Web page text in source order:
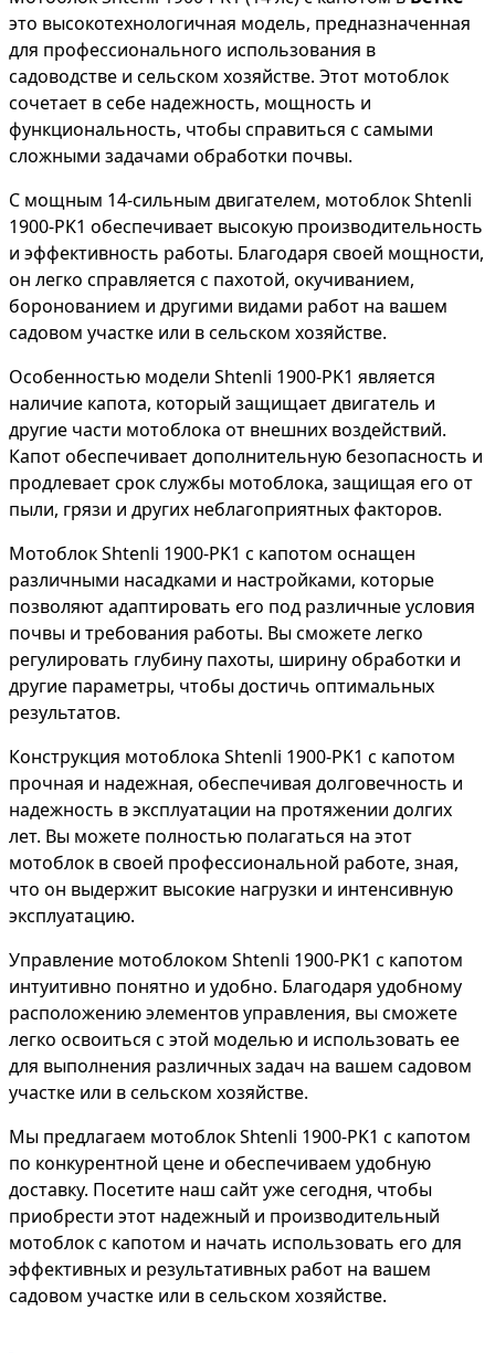
это высокотехнологичная модель, предназначенная
для профессионального использования в
садоводстве и сельском хозяйстве. Этот мотоблок
сочетает в себе надежность, мощность и
функциональность, чтобы справиться с самыми
сложными задачами обработки почвы.
С мощным 14-сильным двигателем, мотоблок Shtenli
1900-PK1 обеспечивает высокую производительность
и эффективность работы. Благодаря своей мощности,
он легко справляется с пахотой, окучиванием,
боронованием и другими видами работ на вашем
садовом участке или в сельском хозяйстве.
Особенностью модели Shtenli 1900-PK1 является
наличие капота, который защищает двигатель и
другие части мотоблока от внешних воздействий.
Капот обеспечивает дополнительную безопасность и
продлевает срок службы мотоблока, защищая его от
пыли, грязи и других неблагоприятных факторов.
Мотоблок Shtenli 1900-PK1 с капотом оснащен
различными насадками и настройками, которые
позволяют адаптировать его под различные условия
почвы и требования работы. Вы сможете легко
регулировать глубину пахоты, ширину обработки и
другие параметры, чтобы достичь оптимальных
результатов.
Конструкция мотоблока Shtenli 1900-PK1 с капотом
прочная и надежная, обеспечивая долговечность и
надежность в эксплуатации на протяжении долгих
лет. Вы можете полностью полагаться на этот
мотоблок в своей профессиональной работе, зная,
что он выдержит высокие нагрузки и интенсивную
эксплуатацию.
Управление мотоблоком Shtenli 1900-PK1 с капотом
интуитивно понятно и удобно. Благодаря удобному
расположению элементов управления, вы сможете
легко освоиться с этой моделью и использовать ее
для выполнения различных задач на вашем садовом
участке или в сельском хозяйстве.
Мы предлагаем мотоблок Shtenli 1900-PK1 с капотом
по конкурентной цене и обеспечиваем удобную
доставку. Посетите наш сайт уже сегодня, чтобы
приобрести этот надежный и производительный
мотоблок с капотом и начать использовать его для
эффективных и результативных работ на вашем
садовом участке или в сельском хозяйстве.